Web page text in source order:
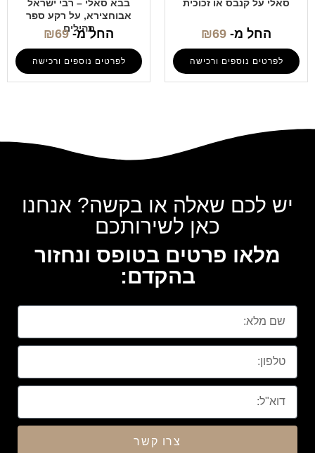
סאלי על קנבס או זכוכית
החל מ- ₪69
לפרטים נוספים ורכישה
בבא סאלי – רבי ישראל
אבוחצירא, על רקע ספר
תהילים
החל מ- ₪69
לפרטים נוספים ורכישה
יש לכם שאלה או בקשה? אנחנו
כאן לשירותכם
מלאו פרטים בטופס ונחזור
בהקדם:
צרו קשר